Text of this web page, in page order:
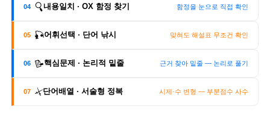
04 🔍내용일치 · OX 함정 찾기 함정을 눈으로 직접 확인
05 🎣어휘선택 · 단어 낚시 맞혀도 해설표 무조건 확인
06 📝핵심문제 · 논리적 밑줄 근거 찾아 밑줄 — 논리로 풀기
07 ⚔️단어배열 · 서술형 정복 시제·수 변형 — 부분점수 사수